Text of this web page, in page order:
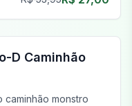
D Caminhão
monstro